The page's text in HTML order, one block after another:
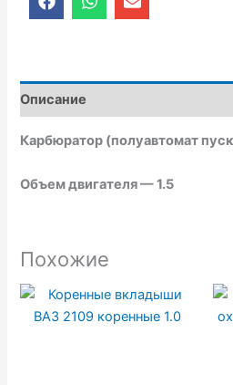
a
o
o
k
h
a
p
n
o
e
Описание
Карбюратор (полуавтомат
Объем двигателя — 1.5
Похожие